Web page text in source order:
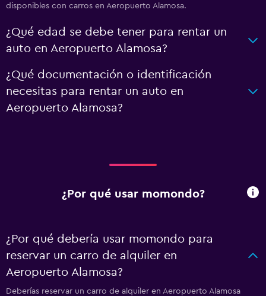
disponibles con carros en Aeropuerto Alamosa.
¿Qué edad se debe tener para rentar un
auto en Aeropuerto Alamosa?
¿Qué documentación o identificación
necesitas para rentar un auto en
Aeropuerto Alamosa?
¿Por qué usar momondo?
¿Por qué debería usar momondo para
reservar un carro de alquiler en
Aeropuerto Alamosa?
Deberías reservar un carro de alquiler en Aeropuerto Alamosa